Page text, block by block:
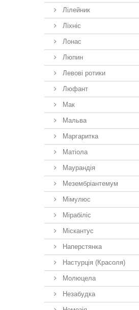
Лілейник
Ліхніс
Лонас
Люпин
Левові ротики
Люфант
Мак
Мальва
Маргаритка
Матіола
Маурандія
Мезембріантемум
Мімулюс
Мірабіліс
Міскантус
Наперстянка
Настурція (Красоля)
Молюцела
Незабудка